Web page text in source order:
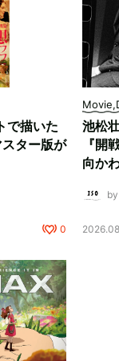
で描いた
スター版が
0
池松
『開
向か